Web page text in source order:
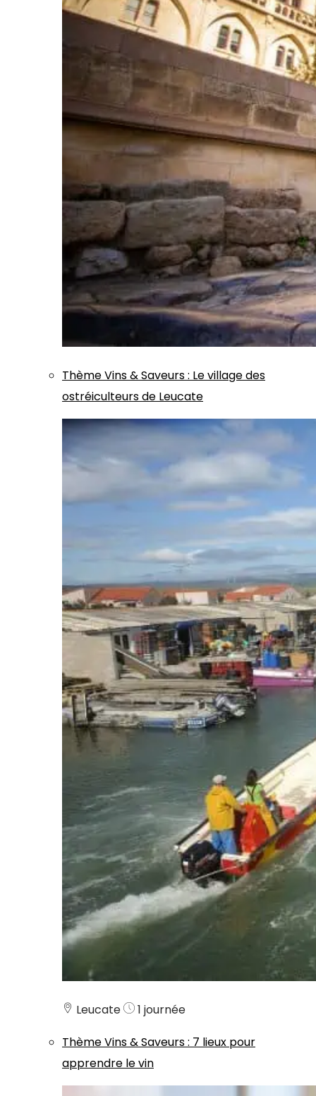
ThèmeVins & Saveurs: Le village des
ostréiculteurs de Leucate
Leucate
1 journée
ThèmeVins & Saveurs: 7 lieux pour
apprendre le vin